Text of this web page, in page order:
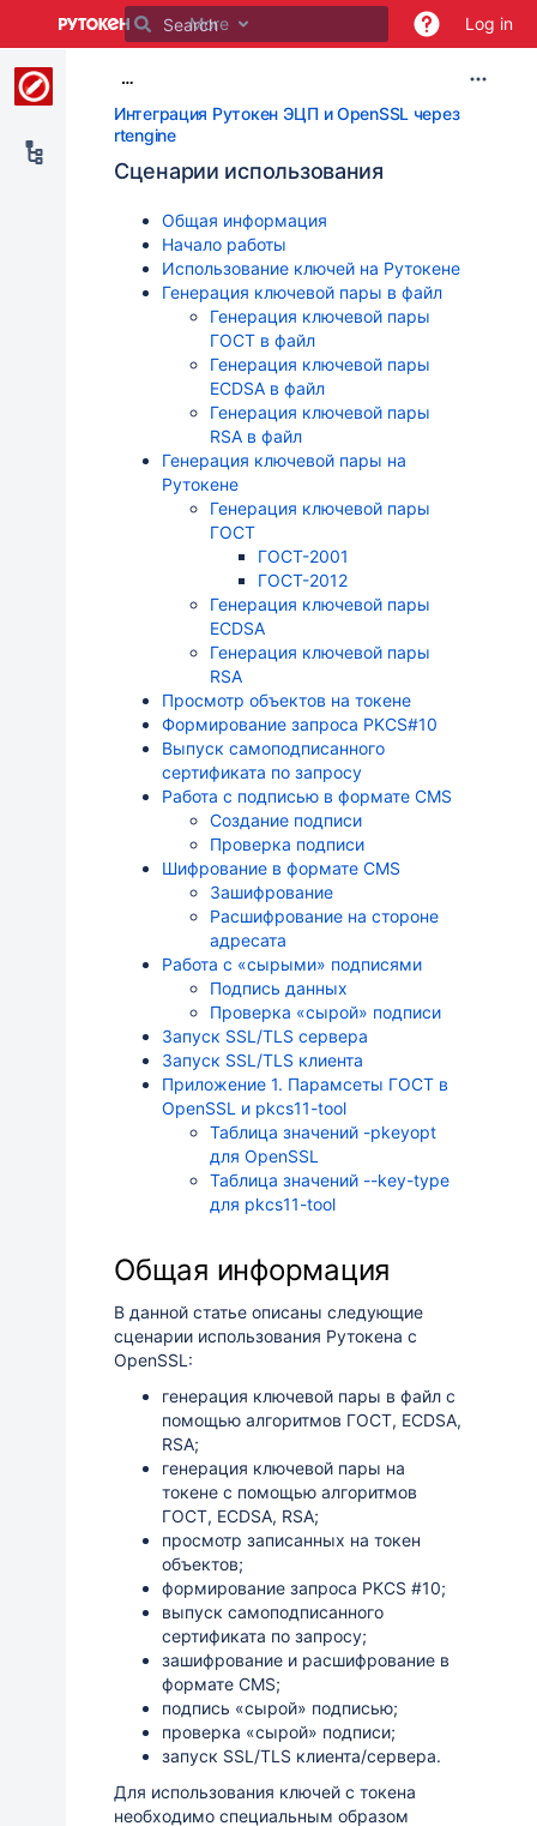
content
assistive.skiplink.to.breadcrumbs
assistive.skiplink.to.header.menu
assistive.skiplink.to.action.menu
assistive.skiplink.to.quick.search
More Log in
…
Интеграция Рутокен ЭЦП и OpenSSL через
rtengine
Сценарии использования
Общая информация
Начало работы
Использование ключей на Рутокене
Генерация ключевой пары в файл
Генерация ключевой пары
ГОСТ в файл
Генерация ключевой пары
ECDSA в файл
Генерация ключевой пары
RSA в файл
Генерация ключевой пары на
Рутокене
Генерация ключевой пары
ГОСТ
ГОСТ-2001
ГОСТ-2012
Генерация ключевой пары
ECDSA
Генерация ключевой пары
RSA
Просмотр объектов на токене
Формирование запроса PKCS#10
Выпуск самоподписанного
сертификата по запросу
Работа с подписью в формате CMS
Создание подписи
Проверка подписи
Шифрование в формате CMS
Зашифрование
Расшифрование на стороне
адресата
Работа с «сырыми» подписями
Подпись данных
Проверка «сырой» подписи
Запуск SSL/TLS сервера
Запуск SSL/TLS клиента
Приложение 1. Парамсеты ГОСТ в
OpenSSL и pkcs11-tool
Таблица значений -pkeyopt
для OpenSSL
Таблица значений --key-type
для pkcs11-tool
Общая информация
В данной статье описаны следующие
сценарии использования Рутокена с
OpenSSL:
генерация ключевой пары в файл с
помощью алгоритмов ГОСТ, ECDSA,
RSA;
генерация ключевой пары на
токене с помощью алгоритмов
ГОСТ, ECDSA, RSA;
просмотр записанных на токен
объектов;
формирование запроса PKCS #10;
выпуск самоподписанного
сертификата по запросу;
зашифрование и расшифрование в
формате CMS;
подпись «сырой» подписью;
проверка «сырой» подписи;
запуск SSL/TLS клиента/сервера.
Для использования ключей с токена
необходимо специальным образом